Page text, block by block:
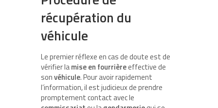
récupération du
véhicule
Le premier réflexe en cas de doute est de
vérifier lamiseen fourrièreeffective de
sonvéhicule. Pour avoir rapidement
l’information, il est judicieux de prendre
promptement contact avec le